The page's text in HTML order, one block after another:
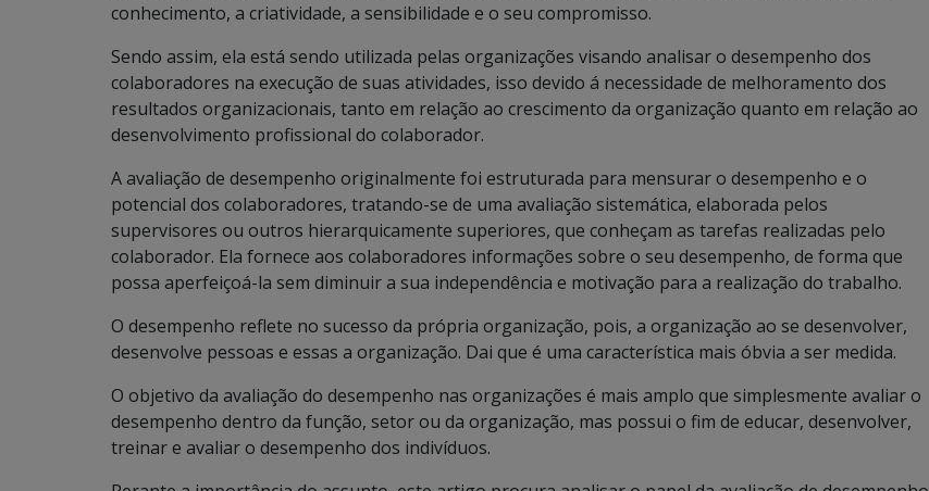
conhecimento, a criatividade, a sensibilidade e o seu compromisso.
Sendo assim, ela está sendo utilizada pelas organizações visando analisar o desempenho dos
colaboradores na execução de suas atividades, isso devido á necessidade de melhoramento dos
resultados organizacionais, tanto em relação ao crescimento da organização quanto em relação ao
desenvolvimento profissional do colaborador.
A avaliação de desempenho originalmente foi estruturada para mensurar o desempenho e o
potencial dos colaboradores, tratando-se de uma avaliação sistemática, elaborada pelos
supervisores ou outros hierarquicamente superiores, que conheçam as tarefas realizadas pelo
colaborador. Ela fornece aos colaboradores informações sobre o seu desempenho, de forma que
possa aperfeiçoá-la sem diminuir a sua independência e motivação para a realização do trabalho.
O desempenho reflete no sucesso da própria organização, pois, a organização ao se desenvolver,
desenvolve pessoas e essas a organização. Dai que é uma característica mais óbvia a ser medida.
O objetivo da avaliação do desempenho nas organizações é mais amplo que simplesmente avaliar o
desempenho dentro da função, setor ou da organização, mas possui o fim de educar, desenvolver,
treinar e avaliar o desempenho dos indivíduos.